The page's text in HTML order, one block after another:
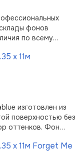
фонов
по всему
цветовСамый
в …
x 11м
изготовлен из
поверхностью без
оттенков. Фон
фотографов.
вертикальное
x 11м Forget Me